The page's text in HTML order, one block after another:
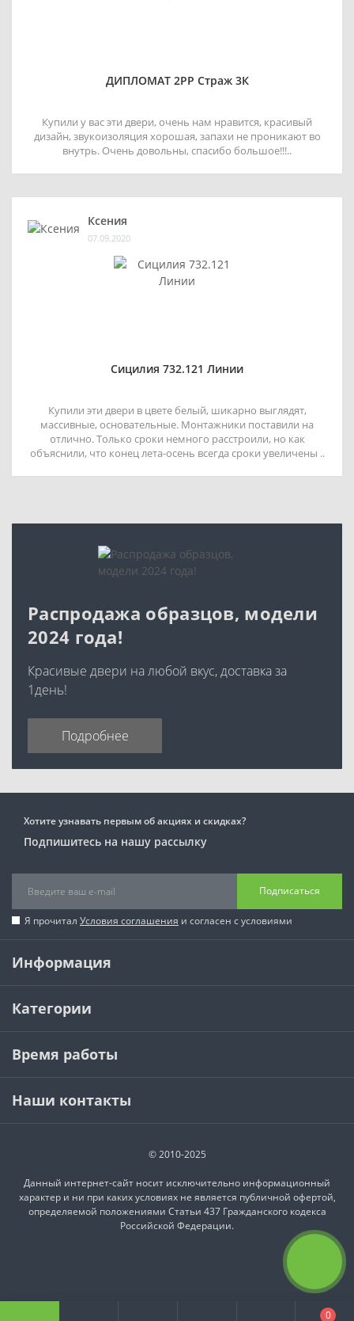
0
ДИПЛОМАТ 2РР Страж 3К
Купили у вас эти двери, очень нам нравится, красивый
дизайн, звукоизоляция хорошая, запахи не проникают во
внутрь. Очень довольны, спасибо большое!!!..
Ксения
07.09.2020
Сицилия 732.121 Линии
Купили эти двери в цвете белый, шикарно выглядят,
массивные, основательные. Монтажники поставили на
отлично. Только сроки немного расстроили, но как
объяснили, что конец лета-осень всегда сроки увеличены ..
Распродажа образцов, модели
2024 года!
Красивые двери на любой вкус, доставка за
1день!
Подробнее
Хотите узнавать первым об акциях и скидках?
Подпишитесь на нашу рассылку
Подписаться
Я прочитал Условия соглашения и согласен с условиями
Информация
Категории
Время работы
Наши контакты
© 2010-2025
Данный интернет-сайт носит исключительно информационный
характер и ни при каких условиях не является публичной офертой,
определяемой положениями Статьи 437 Гражданского кодекса
Российской Федерации.